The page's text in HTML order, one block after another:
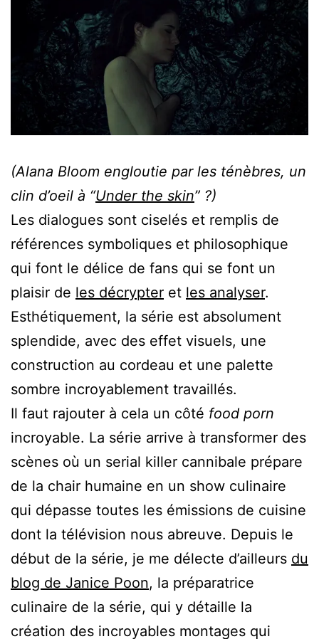
(Alana Bloom engloutie par les ténèbres, un
clin d’oeil à “Under the skin” ?)
Les dialogues sont ciselés et remplis de
références symboliques et philosophique
qui font le délice de fans qui se font un
plaisir de les décrypter et les analyser.
Esthétiquement, la série est absolument
splendide, avec des effet visuels, une
construction au cordeau et une palette
sombre incroyablement travaillés.
Il faut rajouter à cela un côté food porn
incroyable. La série arrive à transformer des
scènes où un serial killer cannibale prépare
de la chair humaine en un show culinaire
qui dépasse toutes les émissions de cuisine
dont la télévision nous abreuve. Depuis le
début de la série, je me délecte d’ailleurs du
blog de Janice Poon, la préparatrice
culinaire de la série, qui y détaille la
création des incroyables montages qui